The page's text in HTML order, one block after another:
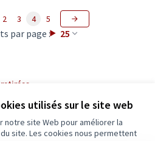
utilisés sur le site web
notre site Web pour améliorer la
site. Les cookies nous permettent
par page : 25
2 3 4 5